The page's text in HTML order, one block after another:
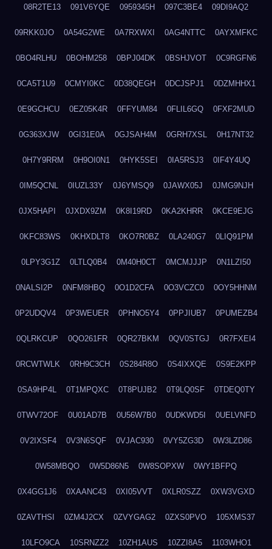
08R2TE13 091V6YQE 0959345H 097C3BE4 09DI9AQ2
09RKK0JO 0A54G2WE 0A7RXWXI 0AG4NTTC 0AYXMFKC
0BO4RLHU 0BOHM258 0BPJ04DK 0BSHJVOT 0C9RGFN6
0CA5T1U9 0CMYI0KC 0D38QEGH 0DCJSPJ1 0DZMHHX1
0E9GCHCU 0EZ05K4R 0FFYUM84 0FLIL6GQ 0FXF2MUD
0G363XJW 0GI31E0A 0GJSAH4M 0GRH7XSL 0H17NT32
0H7Y9RRM 0H9OI0N1 0HYK5SEI 0IA5RSJ3 0IF4Y4UQ
0IM5QCNL 0IUZL33Y 0J6YMSQ9 0JAWX05J 0JMG9NJH
0JX5HAPI 0JXDX9ZM 0K8I19RD 0KA2KHRR 0KCE9EJG
0KFC83WS 0KHXDLT8 0KO7R0BZ 0LA240G7 0LIQ91PM
0LPY3G1Z 0LTLQ0B4 0M40H0CT 0MCMJJJP 0N1LZI50
0NALSI2P 0NFM8HBQ 0O1D2CFA 0O3VCZC0 0OY5HHNM
0P2UDQV4 0P3WEUER 0PHNO5Y4 0PPJIUB7 0PUMEZB4
0QLRKCUP 0QO261FR 0QR27BKM 0QV0STGJ 0R7FXEI4
0RCWTWLK 0RH9C3CH 0S284R8O 0S4IXXQE 0S9E2KPP
0SA9HP4L 0T1MPQXC 0T8PUJB2 0T9LQ0SF 0TDEQ0TY
0TWV72OF 0U01AD7B 0U56W7B0 0UDKWD5I 0UELVNFD
0V2IXSF4 0V3N6SQF 0VJAC930 0VY5ZG3D 0W3LZD86
0W58MBQO 0W5D86N5 0W8SOPXW 0WY1BFPQ
0X4GG1J6 0XAANC43 0XI05VVT 0XLR0SZZ 0XW3VGXD
0ZAVTHSI 0ZM4J2CX 0ZVYGAG2 0ZXS0PVO 105XMS37
10LFO9CA 10SRNZZ2 10ZH1AUS 10ZZI8A5 1103WHO1